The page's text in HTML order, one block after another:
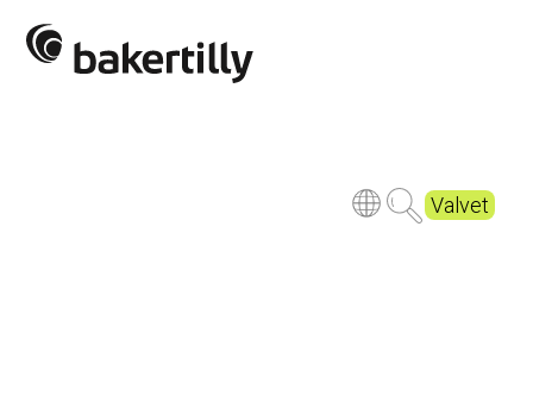
Valvet
_8009485 pp_pp